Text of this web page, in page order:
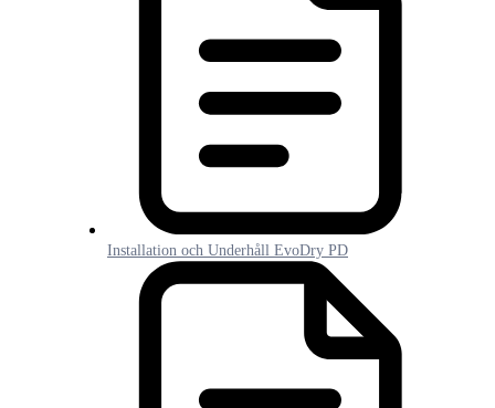
Installation och Underhåll EvoDry PD